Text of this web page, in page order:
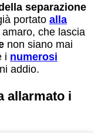
separazione
portato alla
che lascia
non siano mai
i numerosi
addio.
allarmato i